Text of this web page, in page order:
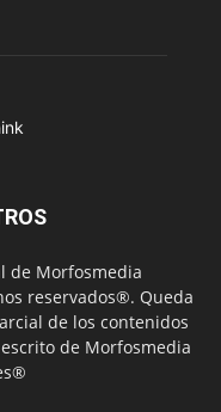
de Morfosmedia
reservados®. Queda
de los contenidos
de Morfosmedia